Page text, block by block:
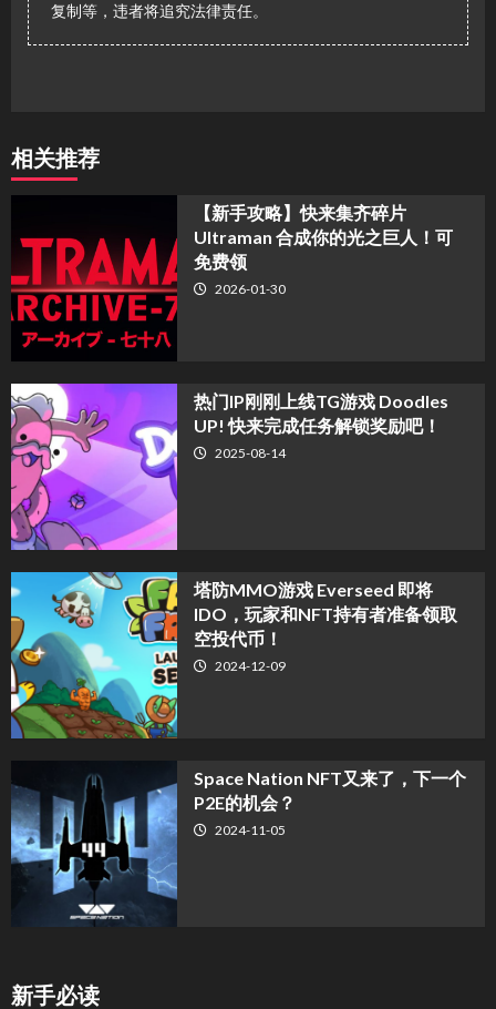
复制等，违者将追究法律责任。
相关推荐
【新手攻略】快来集齐碎片
Ultraman 合成你的光之巨人！可
免费领
2026-01-30
热门IP刚刚上线TG游戏 Doodles
UP! 快来完成任务解锁奖励吧！
2025-08-14
塔防MMO游戏 Everseed 即将
IDO，玩家和NFT持有者准备领取
空投代币！
2024-12-09
Space Nation NFT又来了，下一个
P2E的机会？
2024-11-05
新手必读